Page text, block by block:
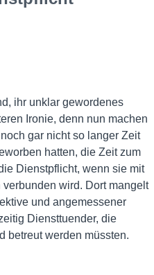
ihr unklar gewordenes
Ironie, denn nun machen
gar nicht so langer Zeit
hatten, die Zeit zum
Dienstpflicht, wenn sie mit
wird. Dort mangelt
und angemessener
Diensttuender, die
betreut werden müssten.